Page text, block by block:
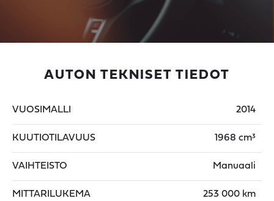
AUTON TEKNISET TIEDOT
VUOSIMALLI 2014
KUUTIOTILAVUUS 1968 cm³
VAIHTEISTO Manuaali
MITTARILUKEMA 253 000 km